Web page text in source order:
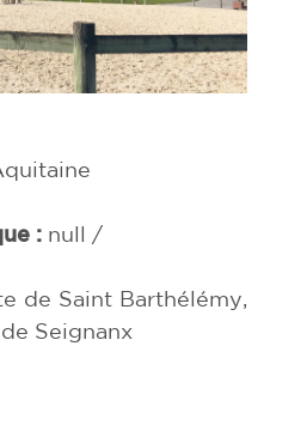
: null /
de Saint Barthélémy,
Seignanx